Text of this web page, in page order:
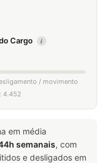
Cargo i
/ movimento
4.452
em média
semanais, com
e desligados em